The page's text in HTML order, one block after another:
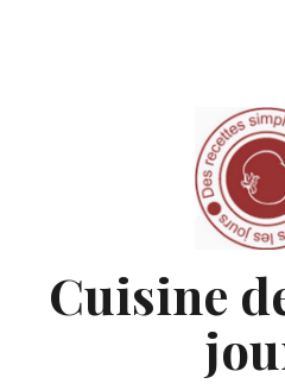
Cuisine